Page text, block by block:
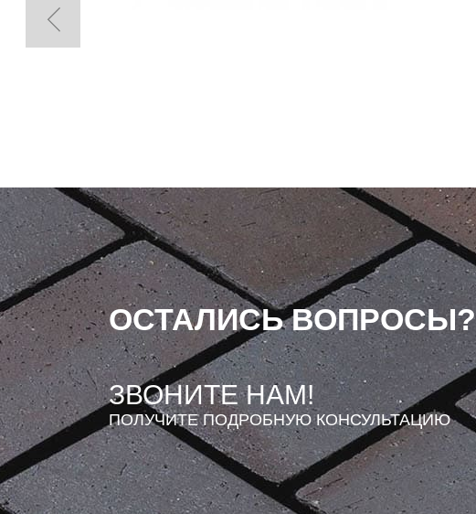
ОСТАЛИСЬ ВОПРОСЫ?
ЗВОНИТЕ НАМ!
ПОЛУЧИТЕ ПОДРОБНУЮ КОНСУЛЬТАЦИЮ